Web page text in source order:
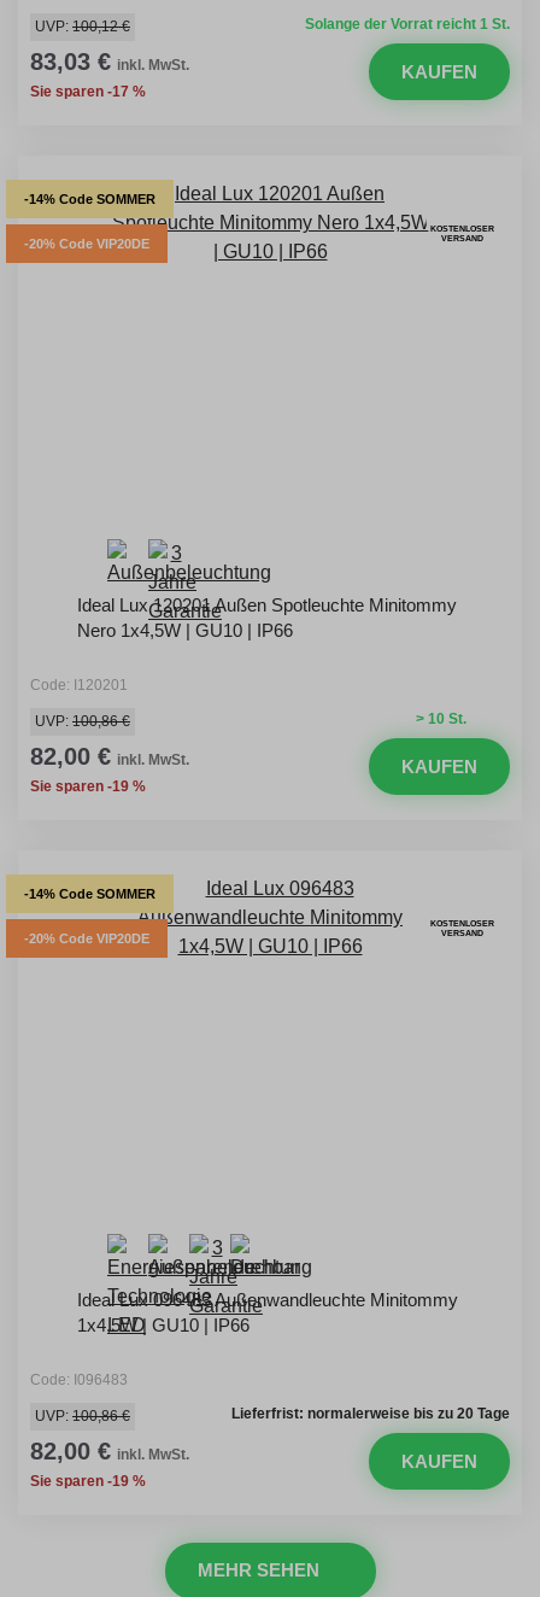
Solange der Vorrat reicht 1 St.
UVP: 100,12 €
83,03 € inkl. MwSt.
Sie sparen -17 %
KAUFEN
-14% Code SOMMER
-20% Code VIP20DE
KOSTENLOSER
VERSAND
Ideal Lux 120201 Außen Spotleuchte Minitommy
Nero 1x4,5W | GU10 | IP66
Code: I120201
> 10 St.
UVP: 100,86 €
82,00 € inkl. MwSt.
Sie sparen -19 %
KAUFEN
-14% Code SOMMER
-20% Code VIP20DE
KOSTENLOSER
VERSAND
Ideal Lux 096483 Außenwandleuchte Minitommy
1x4,5W | GU10 | IP66
Code: I096483
Lieferfrist: normalerweise bis zu 20 Tage
UVP: 100,86 €
82,00 € inkl. MwSt.
Sie sparen -19 %
KAUFEN
MEHR SEHEN